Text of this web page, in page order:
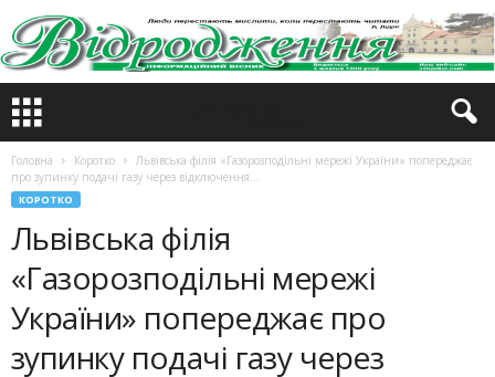
Головна Коротко
Львівська філія «Газорозподільні мережі України» попереджає
про зупинку подачі газу через відключення...
КОРОТКО
Львівська філія
«Газорозподільні мережі
України» попереджає про
зупинку подачі газу через